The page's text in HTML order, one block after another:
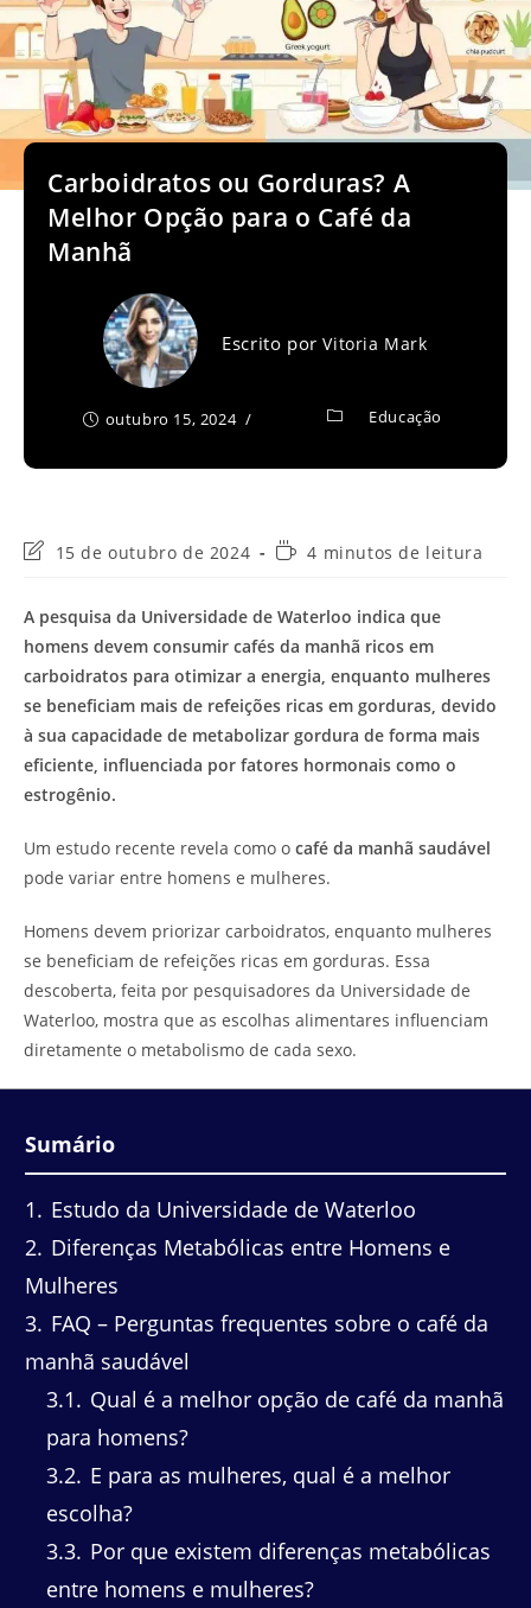
Carboidratos ou Gorduras? A
Melhor Opção para o Café da
Manhã
Escrito porVitoria Mark
outubro 15, 2024 Educação
Última
post:
15 de outubro de 2024
Tempo4 minutos de leitura
A pesquisa da Universidade de Waterloo indica que
homens devem consumir cafés da manhã ricos em
carboidratos para otimizar a energia, enquanto mulheres
se beneficiam mais de refeições ricas em gorduras, devido
à sua capacidade de metabolizar gordura de forma mais
eficiente, influenciada por fatores hormonais como o
estrogênio.
Um estudo recente revela como o café da manhã saudável
pode variar entre homens e mulheres.
Homens devem priorizar carboidratos, enquanto mulheres
se beneficiam de refeições ricas em gorduras. Essa
descoberta, feita por pesquisadores da Universidade de
Waterloo, mostra que as escolhas alimentares influenciam
diretamente o metabolismo de cada sexo.
Sumário
1
Estudo da Universidade de Waterloo
2 Diferenças Metabólicas entre Homens e
Mulheres
3 FAQ – Perguntas frequentes sobre o café da
manhã saudável
3.1
Qual é a melhor opção de café da manhã
para homens?
3.2 E para as mulheres, qual é a melhor
escolha?
3.3 Por que existem diferenças metabólicas
entre homens e mulheres?